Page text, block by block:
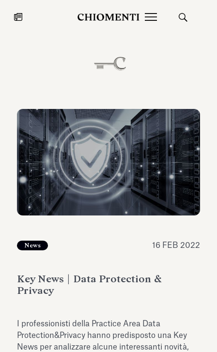
27 LUG 2026
Fondazione Torlonia inaugura la
mostra Marmora Romana
ampliando gli spazi espositivi
Chiomenti
EcoVadis
News 16 FEB 2022
Key News | Data Protection &
Privacy
I professionisti della Practice Area Data
Protection&Privacy hanno predisposto una Key
News per analizzare alcune interessanti novità,